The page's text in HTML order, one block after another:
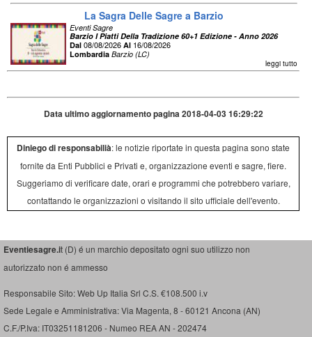
La Sagra Delle Sagre a Barzio
Eventi Sagre
Barzio I Piatti Della Tradizione 60+1 Edizione - Anno 2026
Dal 08/08/2026 Al 16/08/2026
Lombardia Barzio (LC)
leggi tutto
Data ultimo aggiornamento pagina 2018-04-03 16:29:22
Diniego di responsabilià: le notizie riportate in questa pagina sono state
fornite da Enti Pubblici e Privati e, organizzazione eventi e sagre, fiere.
Suggeriamo di verificare date, orari e programmi che potrebbero variare,
contattando le organizzazioni o visitando il sito ufficiale dell'evento.
Eventiesagre.it (D) é un marchio depositato ogni suo utilizzo non
autorizzato non é ammesso
Responsabile Sito: Web Up Italia Srl C.S. €108.500 i.v
Sede Legale e Amministrativa: Via Magenta, 8 - 60121 Ancona (AN)
C.F./P.Iva: IT03251181206 - Numeo REA AN - 202474